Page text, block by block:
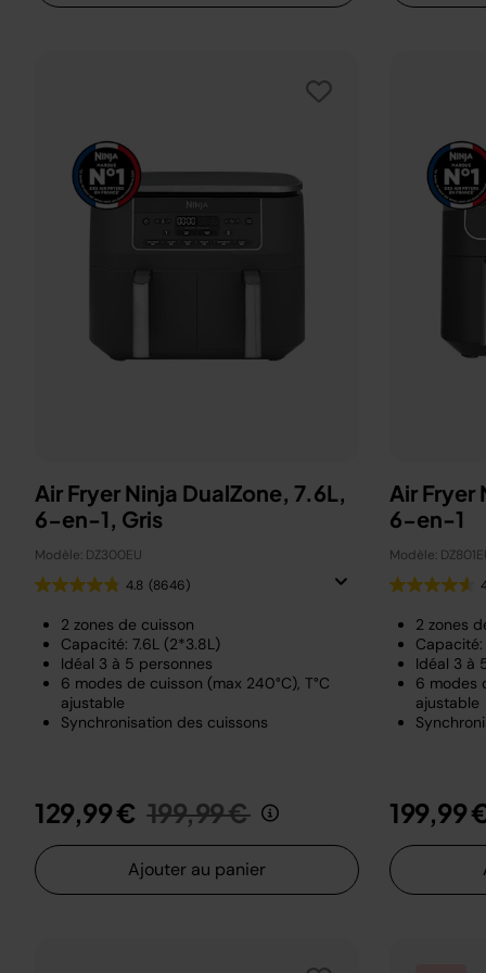
Air Fryer Ninja DualZone, 7.6L,
6-en-1, Gris
Modèle: DZ300EU
4.8 (8646)
2 zones de cuisson
Capacité: 7.6L (2*3.8L)
Idéal 3 à 5 personnes
6 modes de cuisson (max 240°C), T°C
ajustable
Synchronisation des cuissons
129,99 € Prix réduit de
199,99 €au
Ajouter au panier
Air Fryer
6-en-1
Modèle:
2 zones
Idéal 3 à
6 modes
ajustable
199,99